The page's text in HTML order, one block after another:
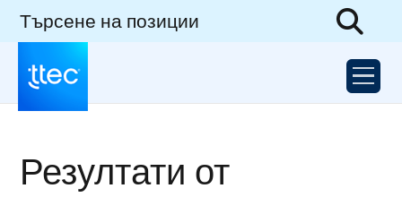
Търсене на позиции
Резултати от